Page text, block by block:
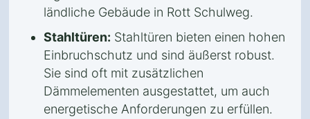
ländliche Gebäude in Rott Schulweg.
Stahltüren: Stahltüren bieten einen hohen
Einbruchschutz und sind äußerst robust.
Sie sind oft mit zusätzlichen
Dämmelementen ausgestattet, um auch
energetische Anforderungen zu erfüllen.